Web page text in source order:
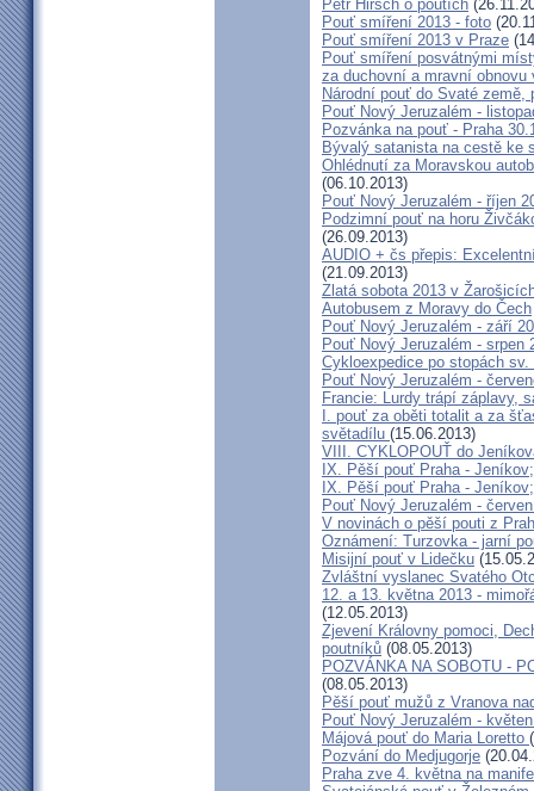
Petr Hirsch o poutích
Pouť smíření 2013 - foto
Pouť smíření 2013 v Praze
Pouť smíření posvátnými
za duchovní a mravní obnovu
Národní pouť do Svaté země,
Pouť Nový Jeruzalém -
Pozvánka na pouť - Praha
Bývalý satanista na cestě ke
Ohlédnutí za Moravskou
(06.10.2013)
Pouť Nový Jeruzalém - říjen
Podzimní pouť na horu
(26.09.2013)
AUDIO + čs přepis:
(21.09.2013)
Zlatá sobota 2013 v
Autobusem z Moravy do Čech
Pouť Nový Jeruzalém - září
Pouť Nový Jeruzalém - srpen
Cykloexpedice po stopách
Pouť Nový Jeruzalém -
Francie: Lurdy trápí záplavy,
I. pouť za oběti totalit a za
světadílu (15.06.2013)
VIII. CYKLOPOUŤ do
IX. Pěší pouť Praha -
IX. Pěší pouť Praha -
Pouť Nový Jeruzalém -
V novinách o pěší pouti z
Oznámení: Turzovka - jarní
Misijní pouť v Lidečku
Zvláštní vyslanec Svatého
12. a 13. května 2013 -
(12.05.2013)
Zjevení Královny pomoci,
poutníků (08.05.2013)
POZVÁNKA NA SOBOTU -
(08.05.2013)
Pěší pouť mužů z Vranova
Pouť Nový Jeruzalém -
Májová pouť do Maria Loretto
Pozvání do Medjugorje
Praha zve 4. května na